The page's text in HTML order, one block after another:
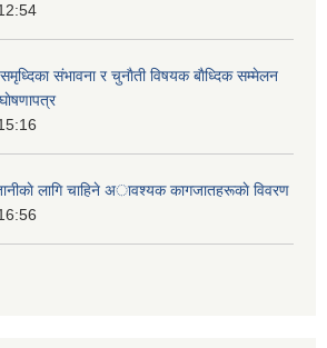
संभावना र चुनाैती विषयक बाैध्दिक सम्मेलन
लागि चाहिने अावश्यक कागजातहरूकाे विवरण